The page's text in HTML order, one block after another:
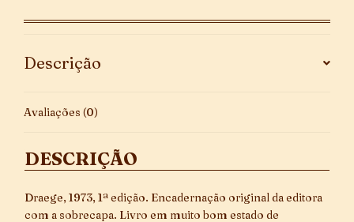
quantidade
Descrição
Avaliações (0)
DESCRIÇÃO
Draege, 1973, 1ª edição. Encadernação original da editora
com a sobrecapa. Livro em muito bom estado de